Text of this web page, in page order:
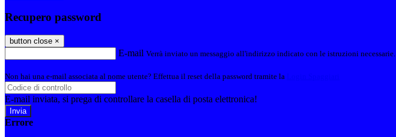
Recupero password
button close ×
E-mail Verrà inviato un messaggio all'indirizzo indicato con le istruzioni necessarie.
Non hai una e-mail associata al nome utente? Effettua il reset della password tramite la
E-mail inviata, si prega di controllare la casella di posta elettronica!
Errore